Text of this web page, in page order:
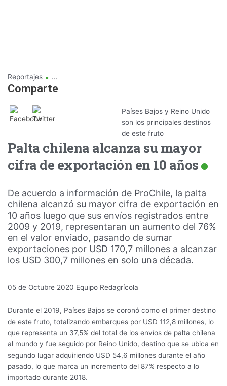
Reportajes . ...
Comparte
Países Bajos y Reino Unido
son los principales destinos
de este fruto
Palta chilena alcanza su mayor
cifra de exportación en 10 años
De acuerdo a información de ProChile, la palta
chilena alcanzó su mayor cifra de exportación en
10 años luego que sus envíos registrados entre
2009 y 2019, representaran un aumento del 76%
en el valor enviado, pasando de sumar
exportaciones por USD 170,7 millones a alcanzar
los USD 300,7 millones en solo una década.
05 de Octubre 2020 Equipo Redagrícola
Durante el 2019, Países Bajos se coronó como el primer destino
de este fruto, totalizando embarques por USD 112,8 millones, lo
que representa un 37,5% del total de los envíos de palta chilena
al mundo y fue seguido por Reino Unido, destino que se ubica en
segundo lugar adquiriendo USD 54,6 millones durante el año
pasado, lo que marca un incremento del 87% respecto a lo
importado durante 2018.